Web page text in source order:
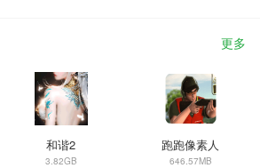
更多
和谐2
3.82GB
跑跑像素人
646.57MB